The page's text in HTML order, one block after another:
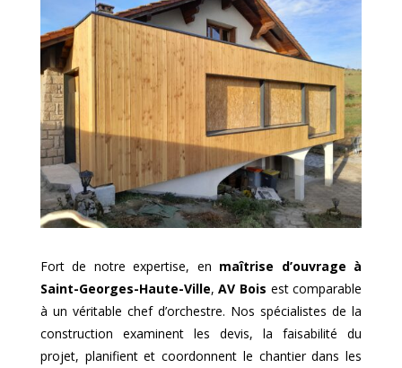
Fort de notre expertise, en maîtrise d’ouvrage à
Saint-Georges-Haute-Ville,AV Bois est comparable
à un véritable chef d’orchestre. Nos spécialistes de la
construction examinent les devis, la faisabilité du
projet, planifient et coordonnent le chantier dans les